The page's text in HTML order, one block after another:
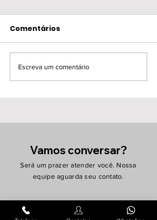
XIV Sul Encontro de
Controle de Infecções
da AGIH-RS
Comentários
Escreva um comentário
Vamos conversar?
Será um prazer atender você. Nossa
equipe aguarda seu contato.